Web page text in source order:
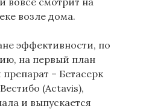
возле дома.
эффективности, по
на первый план
– Бетасерк
(Actavis),
и выпускается